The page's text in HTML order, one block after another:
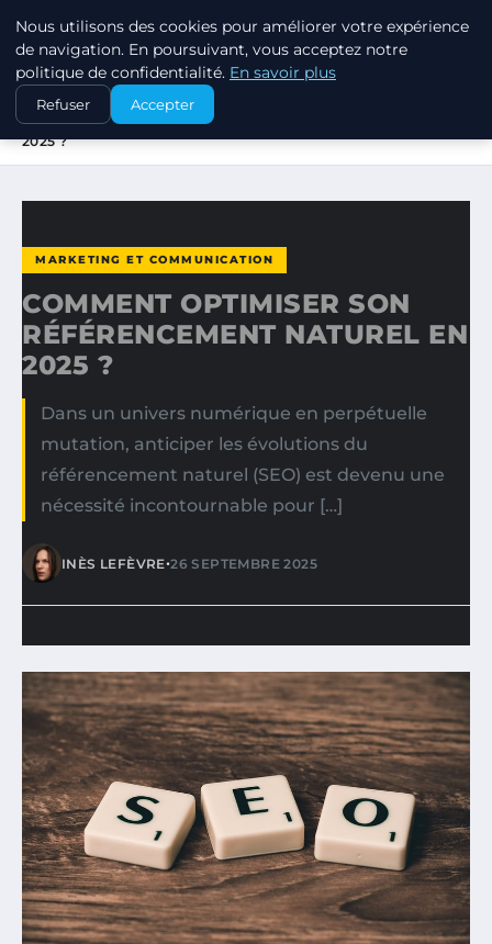
MARKETING STRATEGIQUE
ACCUEIL
MARKETING ET COMMUNICATION
COMMENT OPTIMISER SON RÉFÉRENCEMENT NATUREL EN
2025 ?
MARKETING ET COMMUNICATION
COMMENT OPTIMISER SON
RÉFÉRENCEMENT NATUREL EN
2025 ?
Dans un univers numérique en perpétuelle
mutation, anticiper les évolutions du
référencement naturel (SEO) est devenu une
nécessité incontournable pour […]
INÈS LEFÈVRE•26 SEPTEMBRE 2025
Nous utilisons des cookies pour améliorer votre expérience
de navigation. En poursuivant, vous acceptez notre
politique de confidentialité. En savoir plus
Refuser Accepter